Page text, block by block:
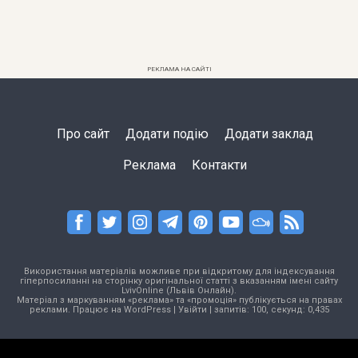
РЕКЛАМА НА САЙТІ
Про сайт Додати подію Додати заклад
Реклама Контакти
Використання матеріалів можливе при відкритому для індексування
гіперпосиланні на сторінку оригінальної статті з вказанням імені сайту
LvivOnline (Львів Онлайн).
Матеріал з маркуванням «реклама» та «промоція» публікується на правах
реклами. Працює на WordPress| Увійти | запитів: 100, секунд: 0,435